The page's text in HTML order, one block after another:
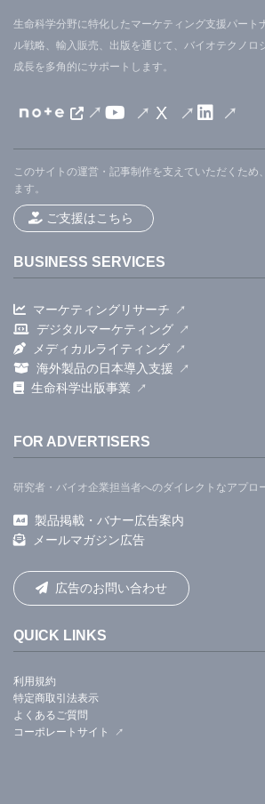
生命科学分野に特化したマーケティング支援パート
ル戦略、輸入販売、出版を通じて、バイオテクノロ
成長を多角的にサポートします。
X
このサイトの運営・記事制作を支えていただくため
ます。
ご支援はこちら
BUSINESS SERVICES
マーケティングリサーチ
デジタルマーケティング
メディカルライティング
海外製品の日本導入支援
生命科学出版事業
FOR ADVERTISERS
研究者・バイオ企業担当者へのダイレクトなアプロ
製品掲載・バナー広告案内
メールマガジン広告
広告のお問い合わせ
QUICK LINKS
利用規約
特定商取引法表示
よくあるご質問
コーポレートサイト